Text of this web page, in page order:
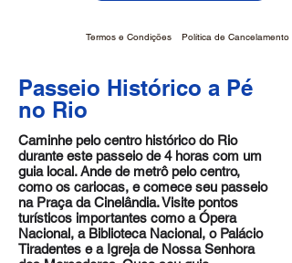
Termos e Condições Política de Cancelamento
Passeio Histórico a Pé
no Rio
Caminhe pelo centro histórico do Rio
durante este passeio de 4 horas com um
guia local. Ande de metrô pelo centro,
como os cariocas, e comece seu passeio
na Praça da Cinelândia. Visite pontos
turísticos importantes como a Ópera
Nacional, a Biblioteca Nacional, o Palácio
Tiradentes e a Igreja de Nossa Senhora